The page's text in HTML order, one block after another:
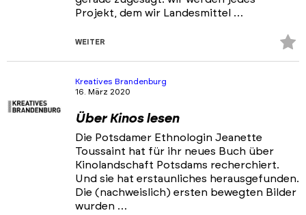
Projekt, dem wir Landesmittel …
WEITER
Kreatives Brandenburg
16. März 2020
Über Kinos lesen
Die Potsdamer Ethnologin Jeanette
Toussaint hat für ihr neues Buch über
Kinolandschaft Potsdams recherchiert.
Und sie hat erstaunliches herausgefunden.
Die (nachweislich) ersten bewegten Bilder
wurden …